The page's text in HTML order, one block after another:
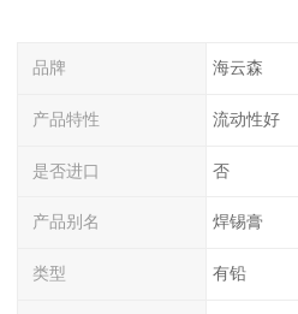
品牌 海云森
产品特性 流动性好
是否进口 否
产品别名 焊锡膏
类型 有铅